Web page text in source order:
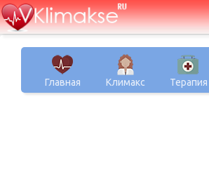
Главная Климакс Терапия